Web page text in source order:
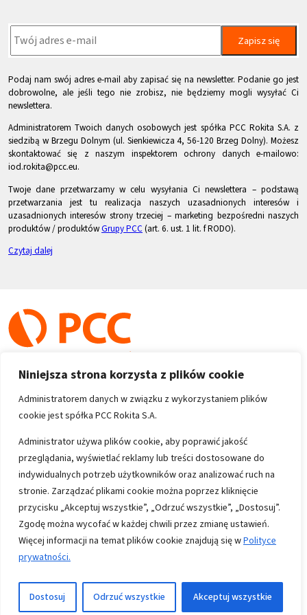
Niniejsza strona korzysta z plików cookie
Administratorem danych w związku z wykorzystaniem plików
cookie jest spółka PCC Rokita S.A.
Administrator używa plików cookie, aby poprawić jakość
przeglądania, wyświetlać reklamy lub treści dostosowane do
indywidualnych potrzeb użytkowników oraz analizować ruch na
stronie. Zarządzać plikami cookie można poprzez kliknięcie
przycisku „Akceptuj wszystkie”, „Odrzuć wszystkie”, „Dostosuj”.
Zgodę można wycofać w każdej chwili przez zmianę ustawień.
Więcej informacji na temat plików cookie znajdują się wPolityce
prywatności.
Dostosuj Odrzuć wszystkie Akceptuj wszystkie
Zapisz się
Podaj nam swój adres e-mail aby zapisać się na newsletter. Podanie go jest
dobrowolne, ale jeśli tego nie zrobisz, nie będziemy mogli wysyłać Ci
newslettera.
Administratorem Twoich danych osobowych jest spółka PCC Rokita S.A. z
siedzibą w Brzegu Dolnym (ul. Sienkiewicza 4, 56-120 Brzeg Dolny). Możesz
skontaktować się z naszym inspektorem ochrony danych e-mailowo:
iod.rokita@pcc.eu.
Twoje dane przetwarzamy w celu wysyłania Ci newslettera – podstawą
przetwarzania jest tu realizacja naszych uzasadnionych interesów i
uzasadnionych interesów strony trzeciej – marketing bezpośredni naszych
produktów / produktówGrupy PCC (art. 6. ust. 1 lit. f RODO).
Czytaj dalej
Copyright 1996-2026
Wszystkie prawa zastrzeżone
Informacje
Polityka prywatności
Mapa strony
Kontakt